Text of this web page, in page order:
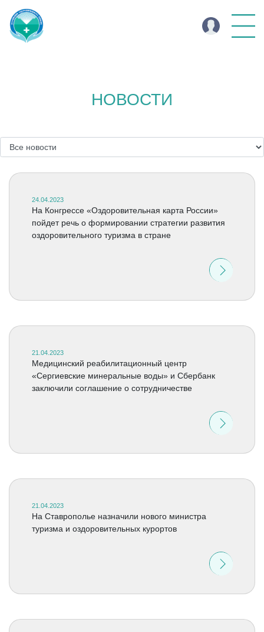
НОВОСТИ
24.04.2023
На Конгрессе «Оздоровительная карта России»
пойдет речь о формировании стратегии развития
оздоровительного туризма в стране
21.04.2023
Медицинский реабилитационный центр
«Сергиевские минеральные воды» и Сбербанк
заключили соглашение о сотрудничестве
21.04.2023
На Ставрополье назначили нового министра
туризма и оздоровительных курортов